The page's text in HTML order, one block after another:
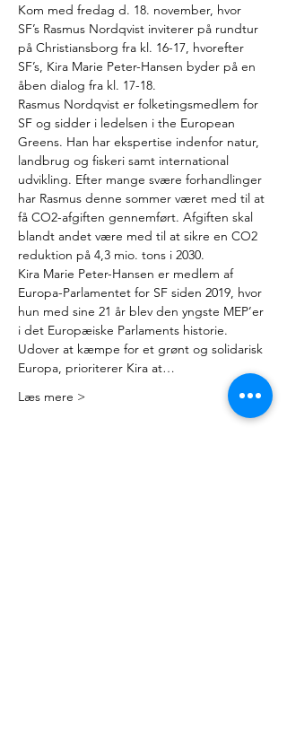
Kom med fredag d. 18. november, hvor
SF’s Rasmus Nordqvist inviterer på rundtur
på Christiansborg fra kl. 16-17, hvorefter
SF’s, Kira Marie Peter-Hansen byder på en
åben dialog fra kl. 17-18.
Rasmus Nordqvist er folketingsmedlem for
SF og sidder i ledelsen i the European
Greens. Han har ekspertise indenfor natur,
landbrug og fiskeri samt international
udvikling. Efter mange svære forhandlinger
har Rasmus denne sommer været med til at
få CO2-afgiften gennemført. Afgiften skal
blandt andet være med til at sikre en CO2
reduktion på 4,3 mio. tons i 2030.
Kira Marie Peter-Hansen er medlem af
Europa-Parlamentet for SF siden 2019, hvor
hun med sine 21 år blev den yngste MEP’er
i det Europæiske Parlaments historie.
Udover at kæmpe for et grønt og solidarisk
Europa, prioriterer Kira at…
Læs mere >